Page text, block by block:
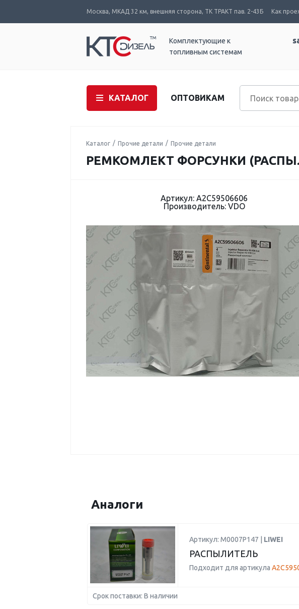
Москва, МКАД 32 км, внешняя сторона, ТК ТРАКТ пав. 2-43Б Как
Комплектующие к
топливным системам
КАТАЛОГ ОПТОВИКАМ
Каталог Прочие детали Прочие детали
РЕМКОМЛЕКТ ФОРСУНКИ
Артикул: A2C59506606
Производитель: VDO
Аналоги
Артикул: M0007P147 | LIWEI
РАСПЫЛИТЕЛЬ
Подходит для артикула
Срок поставки: В наличии